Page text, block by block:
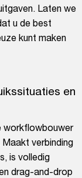
Laten we
u de best
kunt maken
en
workflowbouwer
verbinding
is volledig
drag-and-drop